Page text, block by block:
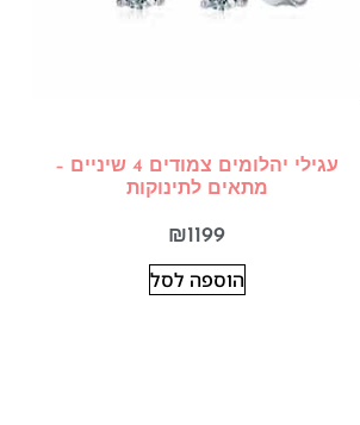
עגילי יהלומים צמודים 4 שיניים –
מתאים לתינוקות
₪1199
הוספה לסל